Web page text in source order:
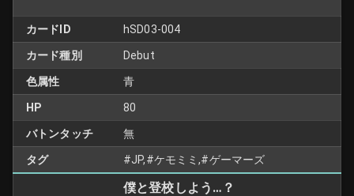
カードID hSD03-004
カード種別 Debut
色属性 青
HP 80
バトンタッチ 無
タグ #JP,#ケモミミ,#ゲーマーズ
僕と登校しよう…？